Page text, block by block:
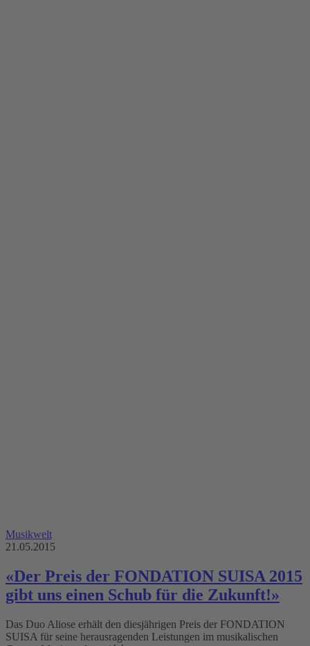
Musikwelt
21.05.2015
«Der Preis der FONDATION SUISA 2015
gibt uns einen Schub für die Zukunft!»
Das Duo Aliose erhält den diesjährigen Preis der FONDATION
SUISA für seine herausragenden Leistungen im musikalischen